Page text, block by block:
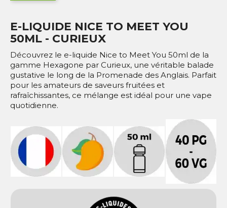
E-LIQUIDE NICE TO MEET YOU
50ML - CURIEUX
Découvrez le e-liquide Nice to Meet You 50ml de la
gamme Hexagone par Curieux, une véritable balade
gustative le long de la Promenade des Anglais. Parfait
pour les amateurs de saveurs fruitées et
rafraîchissantes, ce mélange est idéal pour une vape
quotidienne.